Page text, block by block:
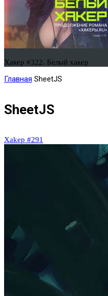
Хакер #322. Белый хакер
Главная SheetJS
SheetJS
Xakep #291